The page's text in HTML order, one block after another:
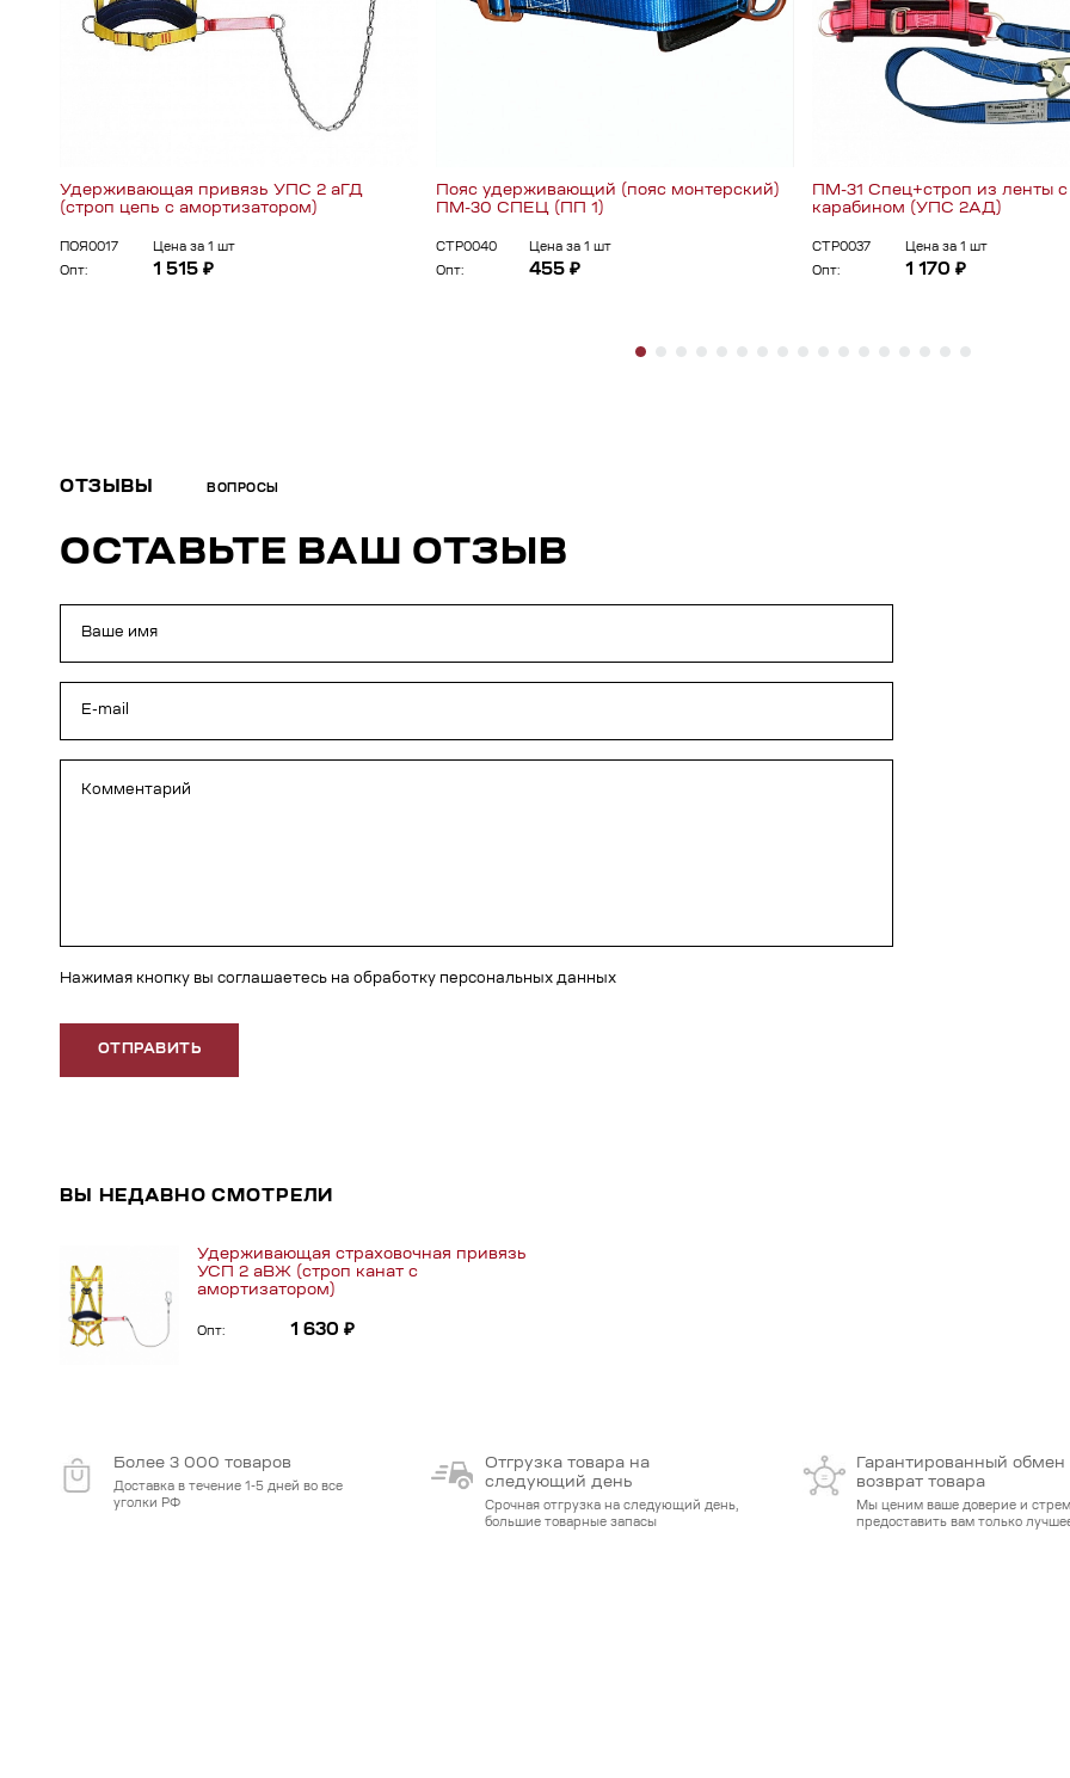
Удерживающая привязь УПС 2 аГД
(строп цепь с амортизатором)
ПОЯ0017
Цена за 1 шт
Опт:
1 515 ₽
Пояс удерживающий (пояс монтерский)
ПМ-30 СПЕЦ (ПП 1)
СТР0040
Цена за 1 шт
Опт:
455 ₽
ПМ-31 Спец+строп из ленты
карабином (УПС 2АД)
СТР0037
Цена за 1 шт
Опт:
1 170 ₽
ОТЗЫВЫ ВОПРОСЫ
ОСТАВЬТЕ ВАШ ОТЗЫВ
Нажимая кнопку вы соглашаетесь на обработку персональных данных
ОТПРАВИТЬ
ВЫ НЕДАВНО СМОТРЕЛИ
Удерживающая страховочная привязь
УСП 2 аВЖ (строп канат с
амортизатором)
Опт: 1 630 ₽
Более 3 000 товаров
Доставка в течение 1-5 дней во все
уголки РФ
Отгрузка товара на
следующий день
Срочная отгрузка на следующий день,
большие товарные запасы
Гарантированный обмен
возврат товара
Мы ценим ваше доверие и
предоставить вам только